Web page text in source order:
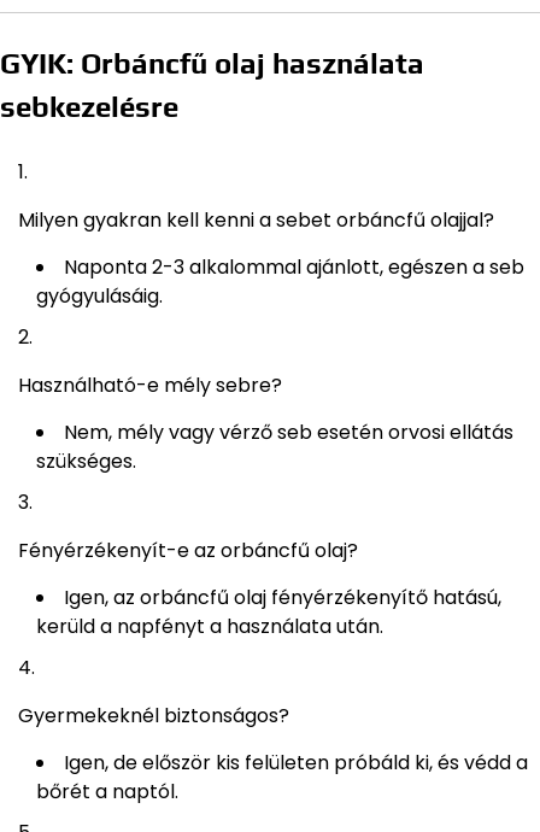
GYIK: Orbáncfű olaj használata
sebkezelésre
Milyen gyakran kell kenni a sebet orbáncfű olajjal?
Naponta 2-3 alkalommal ajánlott, egészen a seb
gyógyulásáig.
Használható-e mély sebre?
Nem, mély vagy vérző seb esetén orvosi ellátás
szükséges.
Fényérzékenyít-e az orbáncfű olaj?
Igen, az orbáncfű olaj fényérzékenyítő hatású,
kerüld a napfényt a használata után.
Gyermekeknél biztonságos?
Igen, de először kis felületen próbáld ki, és védd a
bőrét a naptól.